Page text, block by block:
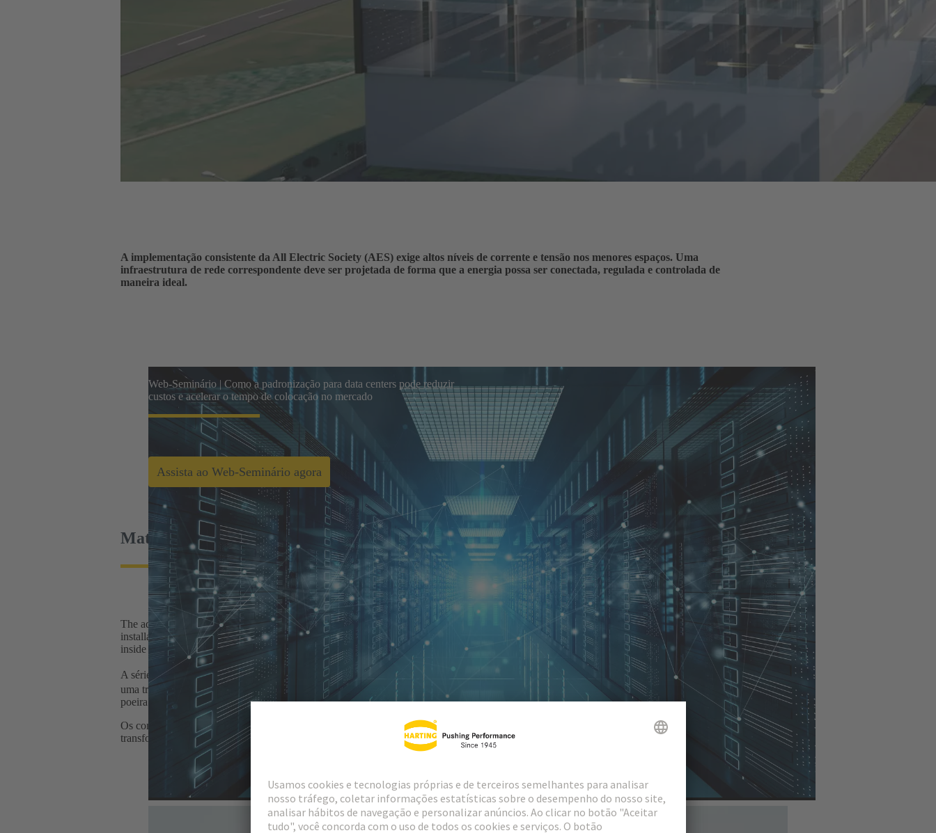
A implementação consistente da All Electric Society (AES) exige altos níveis de corrente e tensão nos menores espaços. Uma
infraestrutura de rede correspondente deve ser projetada de forma que a energia possa ser conectada, regulada e controlada de
maneira ideal.
Web-Seminário | Como a padronização para data centers pode reduzir
custos e acelerar o tempo de colocação no mercado
Assista ao Web-Seminário agora
Materiais de alta qualidade garantem maior vida útil
The advantages of plug & play solutions over hardwiring become evident when a data centre is connected to the transmission network: the
installation time is reduced, for example, if at least parts of the transition from the 110 kV high-voltage network to the low-voltage area
inside the data centre (400 V/230 V) are designed using cable assemblies with plug connectors.
A série Conector de transformador de alto desempenho (HPTC) Han® HPR
é a solução ideal para a saída do transformador. Eles permitem
uma transmissão de até 3,6 kV/1400A (CA/CC, as caixas estão livres de descargas parciais) e garantem proteção eficaz contra a entrada de
poeira e umidade (até IP69K) em áreas externas.
Os componentes da interface são projetados para serem tão robustos que a transmissão de energia entre geradores, conversores e
transformadores permanece estável a longo prazo.